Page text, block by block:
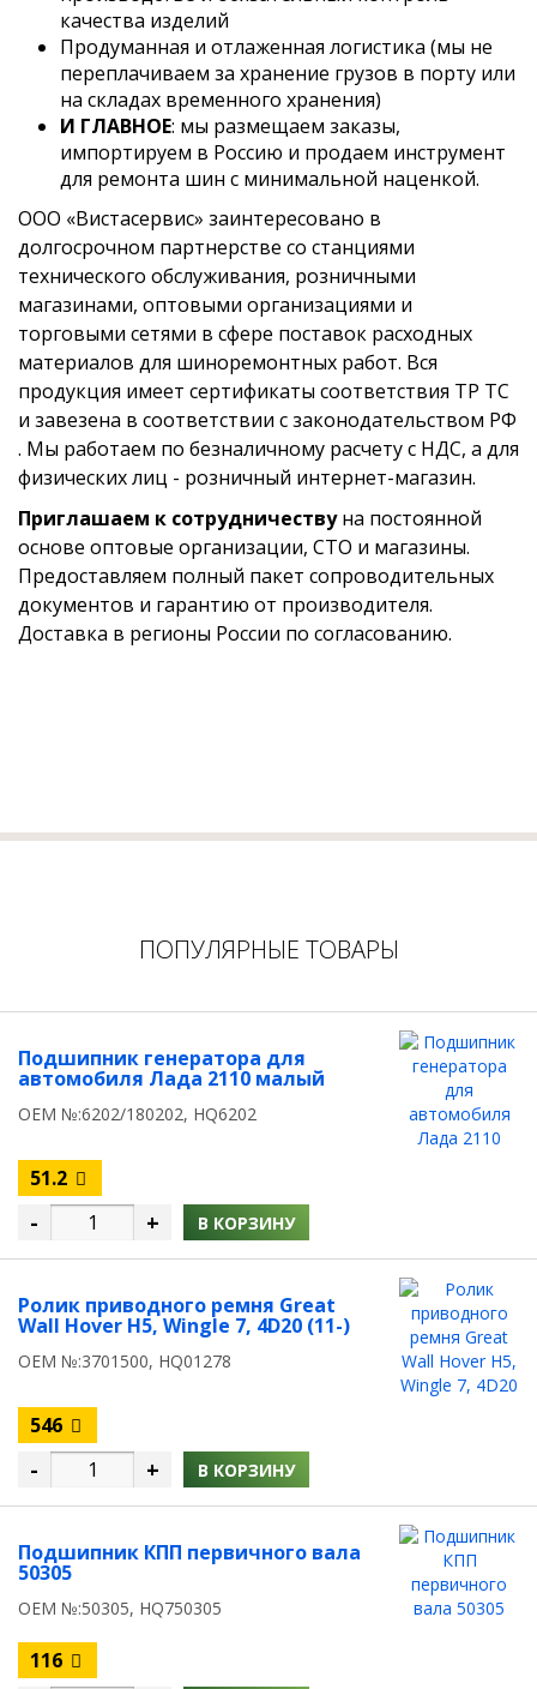
качества изделий
Продуманная и отлаженная логистика (мы не
переплачиваем за хранение грузов в порту или
на складах временного хранения)
И ГЛАВНОЕ: мы размещаем заказы,
импортируем в Россию и продаем инструмент
для ремонта шин с минимальной наценкой.
ООО «Вистасервис» заинтересовано в
долгосрочном партнерстве со станциями
технического обслуживания, розничными
магазинами, оптовыми организациями и
торговыми сетями в сфере поставок расходных
материалов для шиноремонтных работ. Вся
продукция имеет сертификаты соответствия ТР ТС
и завезена в соответствии с законодательством РФ
. Мы работаем по безналичному расчету с НДС, а для
физических лиц - розничный интернет-магазин.
Приглашаем к сотрудничествуна постоянной
основе оптовые организации, СТО и магазины.
Предоставляем полный пакет сопроводительных
документов и гарантию от производителя.
Доставка в регионы России по согласованию.
ПОПУЛЯРНЫЕ ТОВАРЫ
Подшипник генератора для
автомобиля Лада 2110 малый
OEM №:6202/180202, HQ6202
51.2
- + В КОРЗИНУ
Ролик приводного ремня Great
Wall Hover H5, Wingle 7, 4D20 (11-)
OEM №:3701500, HQ01278
546
- + В КОРЗИНУ
Подшипник КПП первичного вала
50305
OEM №:50305, HQ750305
116